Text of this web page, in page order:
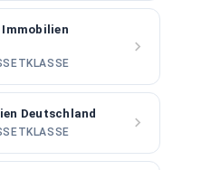
Deutschland